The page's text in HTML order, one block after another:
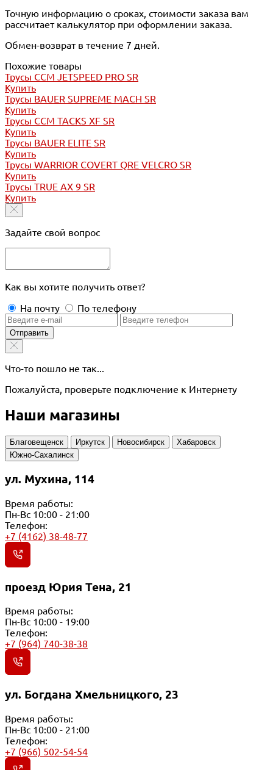
Точную информацию о сроках, стоимости заказа вам
рассчитает калькулятор при оформлении заказа.
Обмен-возврат в течение 7 дней.
Похожие товары
Трусы CCM JETSPEED PRO SR
Купить
Трусы BAUER SUPREME MACH SR
Купить
Трусы CCM TACKS XF SR
Купить
Трусы BAUER ELITE SR
Купить
Трусы WARRIOR COVERT QRE VELCRO SR
Купить
Трусы TRUE AX 9 SR
Купить
Задайте свой вопрос
Как вы хотите получить ответ?
На почту
По телефону
Отправить
Что-то пошло не так...
Пожалуйста, проверьте подключение к Интернету
Наши магазины
Благовещенск Иркутск Новосибирск
Хабаровск
Южно-Сахалинск
ул. Мухина, 114
Время работы:
Пн-Вс 10:00 - 21:00
Телефон:
+7 (4162) 38-48-77
проезд Юрия Тена, 21
Время работы:
Пн-Вс 10:00 - 19:00
Телефон:
+7 (964) 740-38-38
ул. Богдана Хмельницкого, 23
Время работы:
Пн-Вс 10:00 - 21:00
Телефон:
+7 (966) 502-54-54